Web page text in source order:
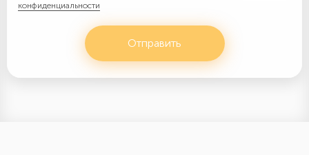
конфиденциальности
Отправить